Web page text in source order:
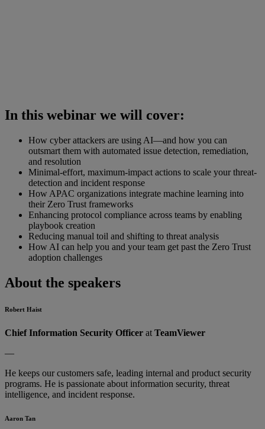
In this webinar we will cover:
How cyber attackers are using AI—and how you can
outsmart them with automated issue detection, remediation,
and resolution
Minimal-effort, maximum-impact actions to scale your threat-
detection and incident response
How APAC organizations integrate machine learning into
their Zero Trust frameworks
Enhancing protocol compliance across teams by enabling
playbook creation
Reducing manual toil and shifting to threat analysis
How AI can help you and your team get past the Zero Trust
adoption challenges
About the speakers
Robert Haist
Chief Information Security Officer at TeamViewer
—
He keeps our customers safe, leading internal and product security
programs. He is passionate about information security, threat
intelligence, and incident response.
Aaron Tan